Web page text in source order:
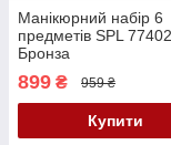
Манікюрний набір 6
предметів SPL
Бронза
899 ₴ 959 ₴
Купити